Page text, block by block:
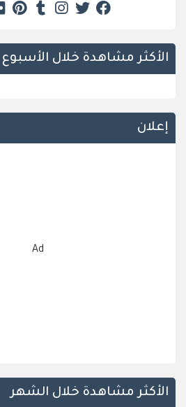
الأكثر مشاهدة خلال الأسبوع
إعلان
Ad
الأكثر مشاهدة خلال الشهر